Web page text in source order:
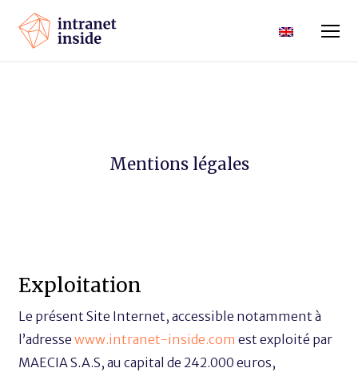
Mentions légales
Exploitation
Le présent Site Internet, accessible notamment à
l’adressewww.intranet-inside.com est exploité par
MAECIA S.A.S, au capital de 242.000 euros,